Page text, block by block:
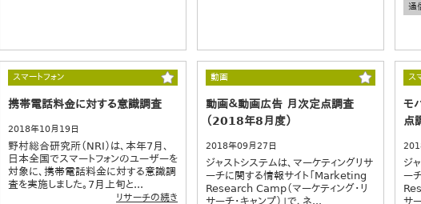
通
スマートフォン
携帯電話料金に対する意識調査
2018年10月19日
野村総合研究所（NRI）は、本年7月、
日本全国でスマートフォンのユーザーを
対象に、携帯電話料金に対する意識調
査を実施しました。7月上旬と...
リサーチの続き
動画
動画＆動画広告 月次定点調査
（2018年8月度）
2018年09月27日
ジャストシステムは、マーケティングリサ
ーチに関する情報サイト「Marketing
Research Camp（マーケティング・リ
サーチ・キャンプ）」で、ネ...
ス
モ
点
ジ
ー
サ